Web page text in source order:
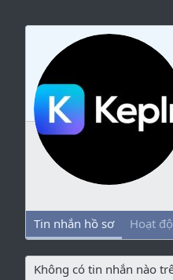
Tin nhắn hồ sơ Hoạt
Không có tin nhắn nào